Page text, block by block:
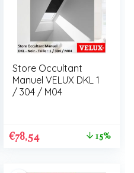
Store Occultant
Manuel VELUX DKL 1
/ 304 / M04
€78,54 15%